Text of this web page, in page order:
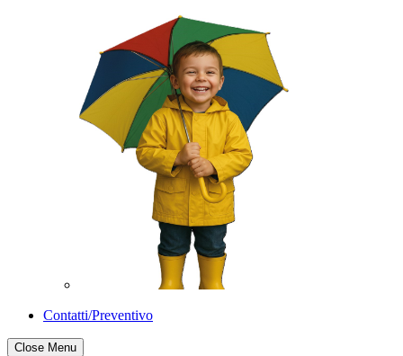
Contatti/Preventivo
Close Menu